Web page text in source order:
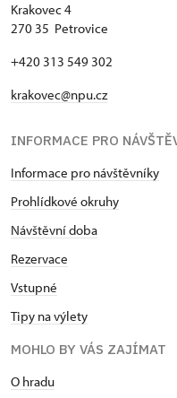
Krakovec 4
270 35 Petrovice
+420 313 549 302
krakovec@npu.cz
INFORMACE PRO
Informace pro návštěvníky
Prohlídkové okruhy
Návštěvní doba
Rezervace
Vstupné
Tipy na výlety
MOHLO BY VÁS ZAJÍMAT
O hradu